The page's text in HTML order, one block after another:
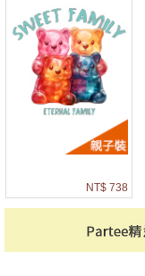
NT$ 738